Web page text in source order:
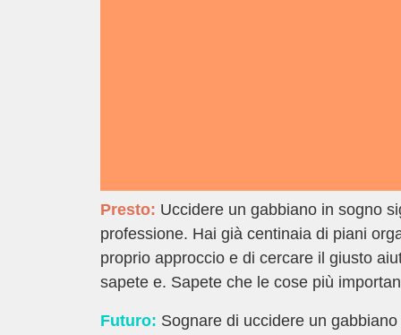
Presto: Uccidere un gabbiano in sogno
professione. Hai già centinaia di piani
proprio approccio e di cercare il giusto
sapete e. Sapete che le cose più
Futuro: Sognare di uccidere un